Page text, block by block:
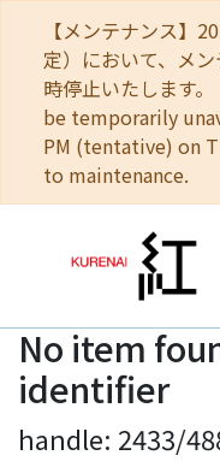
【メンテナンス】
定）において、メ
時停止いたします
be temporarily
PM (tentative) on
to maintenance.
Home
Communities
Browse
No item
identifier
handle: 2433/